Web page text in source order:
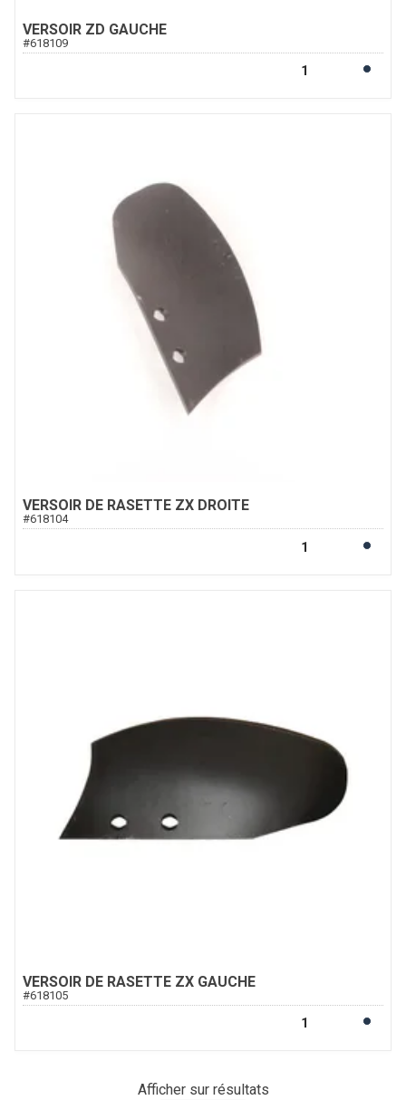
VERSOIR ZD GAUCHE
#618109
VERSOIR DE RASETTE ZX DROITE
#618104
VERSOIR DE RASETTE ZX GAUCHE
#618105
Afficher sur résultats